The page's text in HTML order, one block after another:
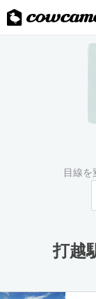
目線を
打越